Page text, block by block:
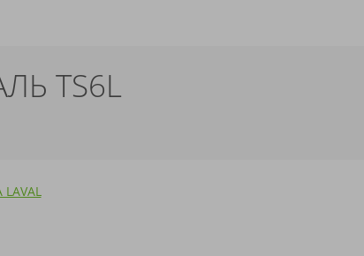
TS6L
LAVAL